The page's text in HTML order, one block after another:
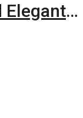
Elegant